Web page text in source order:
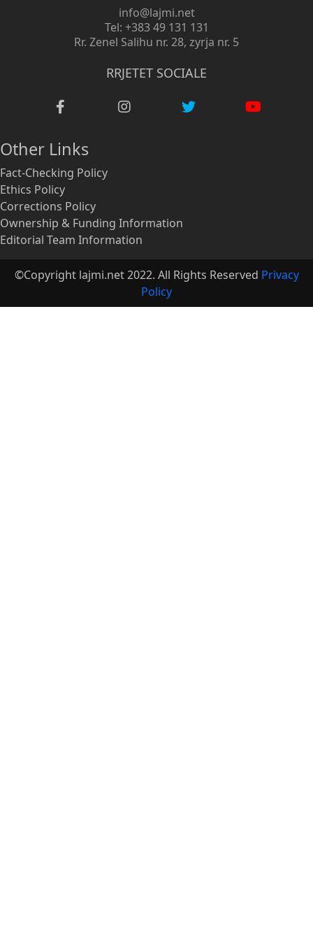
info@lajmi.net
Tel: +383 49 131 131
Rr. Zenel Salihu nr. 28, zyrja nr. 5
RRJETET SOCIALE
Other Links
Fact-Checking Policy
Ethics Policy
Corrections Policy
Ownership & Funding Information
Editorial Team Information
©Copyright lajmi.net 2022. All Rights Reserved Privacy
Policy